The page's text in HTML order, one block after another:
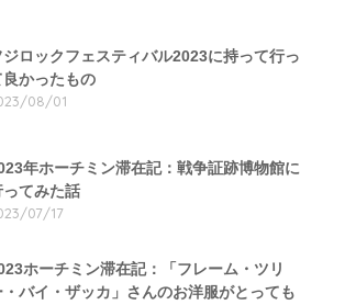
ジロックフェスティバル2023に持って行っ
良かったもの
08/01
年ホーチミン滞在記：戦争証跡博物館に
ってみた話
07/17
ホーチミン滞在記：「フレーム・ツリ
・バイ・ザッカ」さんのお洋服がとっても